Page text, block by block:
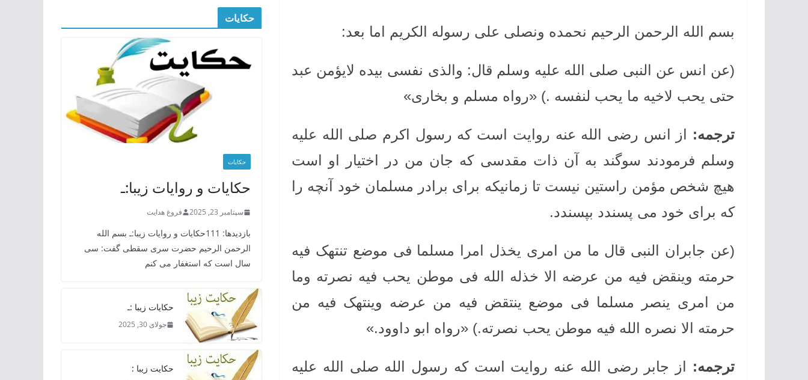
بسم الله الرحمن الرحیم نحمده ونصلی علی رسوله الکریم اما بعد:
(عن انس عن النبی صلی الله علیه وسلم قال: والذی نفسی بیده لایؤمن عبد
حتی یحب لاخیه ما یحب لنفسه .) «رواه مسلم و بخاری»
ترجمه: از انس رضی الله عنه روایت است که رسول اکرم صلی الله علیه
وسلم فرمودند سوگند به آن ذات مقدسی که جان من در اختیار او است
هیچ شخص مؤمن راستین نیست تا زمانیکه برای برادر مسلمان خود آنچه را
که برای خود می پسندد بپسندد.
(عن جابران النبی قال ما من امری یخذل امرا مسلما فی موضع تنتهک فیه
حرمته وینقض فیه من عرضه الا خذله الله فی موطن یحب فیه نصرته وما
من امری ینصر مسلما فی موضع ینتقض فیه من عرضه وینتهک فیه من
حرمته الا نصره الله فیه موطن یحب نصرته.) «رواه ابو داوود.»
ترجمه: از جابر رضی الله عنه روایت است که رسول الله صلی الله علیه
حکایات
حکایات
حکایات و روایات زیبا:ـ
سپتامبر 23, 2025 فروغ هدایت
بازدیدها: 111حکایات و روایات زیبا:ـ بسم الله
الرحمن الرحیم حضرت سری سقطی گفت: سی
سال است که استغفار می کنم
حکایات زیبا :ـ
جولای 30, 2025
حکایت زیبا :